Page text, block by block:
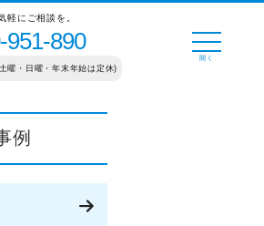
軽にご相談を。
951-890
曜・日曜・年末年始は定休)
例